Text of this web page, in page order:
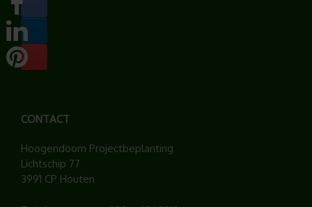
CONTACT
Hoogendoorn Projectbeplanting
Lichtschip 77
3991 CP Houten